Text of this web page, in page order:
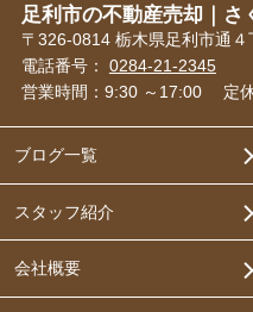
足利市の不動産売却｜さ
〒326-0814 栃木県足利市通４
電話番号： 0284-21-2345
営業時間：9:30 ～17:00
定
ブログ一覧
スタッフ紹介
会社概要